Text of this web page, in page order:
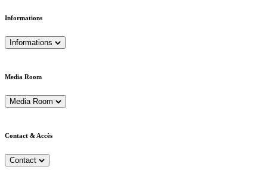
Informations
Informations
Media Room
Media Room
Contact & Accès
Contact